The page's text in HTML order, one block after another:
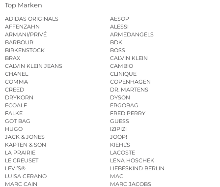
Top Marken
ADIDAS ORIGINALS
AESOP
AFFENZAHN
ALESSI
ARMANI/PRIVÉ
ARMEDANGELS
BARBOUR
BDK
BIRKENSTOCK
BOSS
BRAX
CALVIN KLEIN
CALVIN KLEIN JEANS
CAMBIO
CHANEL
CLINIQUE
COMMA
COPENHAGEN
CREED
DR. MARTENS
DRYKORN
DYSON
ECOALF
ERGOBAG
FALKE
FRED PERRY
GOT BAG
GUESS
HUGO
IZIPIZI
JACK & JONES
JOOP!
KAPTEN & SON
KIEHL’S
LA PRAIRIE
LACOSTE
LE CREUSET
LENA HOSCHEK
LEVI’S®
LIEBESKIND BERLIN
LUISA CERANO
MAC
MARC CAIN
MARC JACOBS